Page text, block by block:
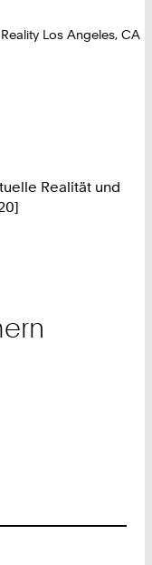
Los Angeles, CA
Realität und